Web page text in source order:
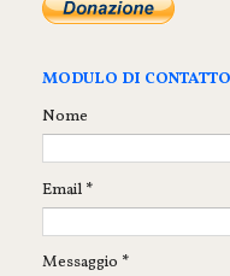
MODULO DI CONTATTO
Nome
Email *
Messaggio *